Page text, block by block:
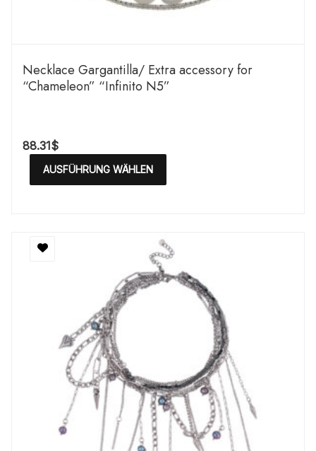
Necklace Gargantilla/ Extra accessory for
“Chameleon” “Infinito N5”
88.31$
AUSFÜHRUNG WÄHLEN